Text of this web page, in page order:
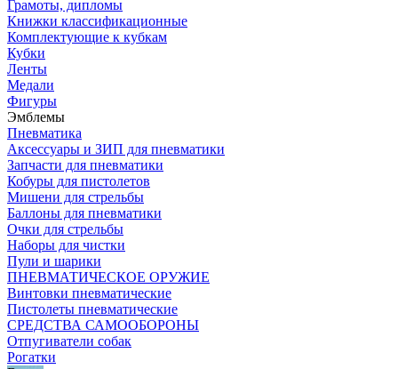
Грамоты, дипломы
Книжки классификационные
Комплектующие к кубкам
Кубки
Ленты
Медали
Фигуры
Эмблемы
Пневматика
Аксессуары и ЗИП для пневматики
Запчасти для пневматики
Кобуры для пистолетов
Мишени для стрельбы
Баллоны для пневматики
Очки для стрельбы
Наборы для чистки
Пули и шарики
ПНЕВМАТИЧЕСКОЕ ОРУЖИЕ
Винтовки пневматические
Пистолеты пневматические
СРЕДСТВА САМООБОРОНЫ
Отпугиватели собак
Рогатки